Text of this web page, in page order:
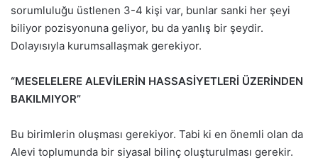
sorumluluğu üstlenen 3-4 kişi var, bunlar sanki her şeyi
biliyor pozisyonuna geliyor, bu da yanlış bir şeydir.
Dolayısıyla kurumsallaşmak gerekiyor.
“MESELELERE ALEVİLERİN HASSASİYETLERİ ÜZERİNDEN
BAKILMIYOR”
Bu birimlerin oluşması gerekiyor. Tabi ki en önemli olan da
Alevi toplumunda bir siyasal bilinç oluşturulması gerekir.